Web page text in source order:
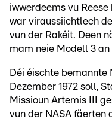
iwwerdeems vu
war viraussiichtlech
vun der Rakéit. Deen
mam neie Modell 3
Déi éischte bemannte
Dezember 1972 soll,
Missioun Artemis III
vun der NASA fäerten